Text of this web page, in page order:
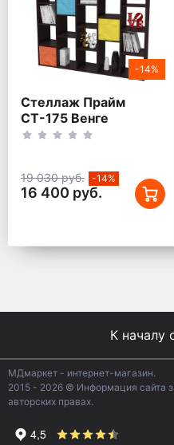
-14%
Стеллаж Прайм
СТ-175 Венге
19 030 руб. -14%
16 400 руб.
К началу
МДмаркет - интернет-магазин.
2015 - 2026 © Информация сайта
авторских правах.